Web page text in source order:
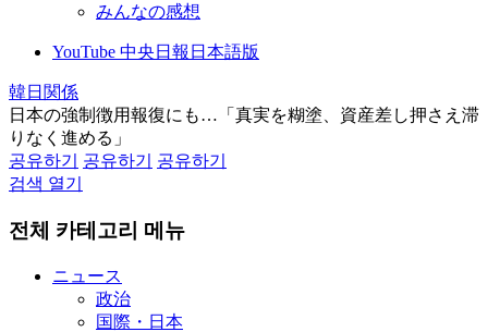
みんなの感想
YouTube 中央日報日本語版
韓日関係
日本の強制徴用報復にも…「真実を糊塗、資産差し押さえ滞
りなく進める」
공유하기
공유하기
공유하기
검색 열기
전체 카테고리 메뉴
ニュース
政治
国際・日本